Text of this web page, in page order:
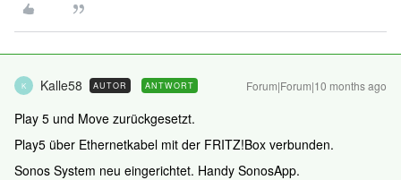
K Kalle58 AUTOR ANTWORT Forum|Forum|10 months ago
Play 5 und Move zurückgesetzt.
Play5 über Ethernetkabel mit der FRITZ!Box verbunden.
Sonos System neu eingerichtet. Handy SonosApp.